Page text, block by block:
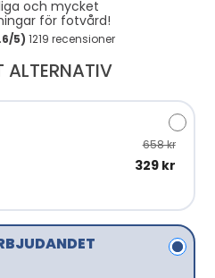
och mycket
för fotvård!
5) 1219 recensioner
ALTERNATIV
658 kr
329 kr